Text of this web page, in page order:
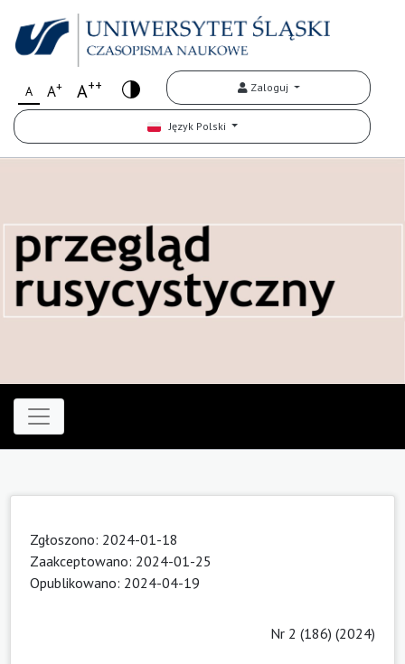
A A+ A++ Zaloguj
Język Polski
Zgłoszono: 2024-01-18
Zaakceptowano: 2024-01-25
Opublikowano: 2024-04-19
Nr 2 (186) (2024)